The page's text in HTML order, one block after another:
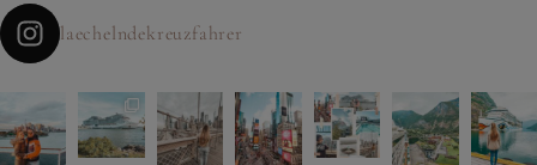
laechelndekreuzfahrer